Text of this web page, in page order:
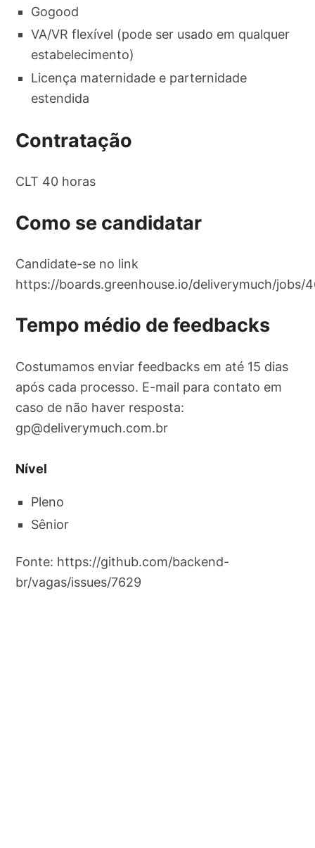
Gogood
VA/VR flexível (pode ser usado em qualquer
estabelecimento)
Licença maternidade e parternidade
estendida
Contratação
CLT 40 horas
Como se candidatar
Candidate-se no link
https://boards.greenhouse.io/deliverymuch/jobs/
Tempo médio de feedbacks
Costumamos enviar feedbacks em até 15 dias
após cada processo. E-mail para contato em
caso de não haver resposta:
gp@deliverymuch.com.br
Nível
Pleno
Sênior
Fonte: https://github.com/backend-
br/vagas/issues/7629